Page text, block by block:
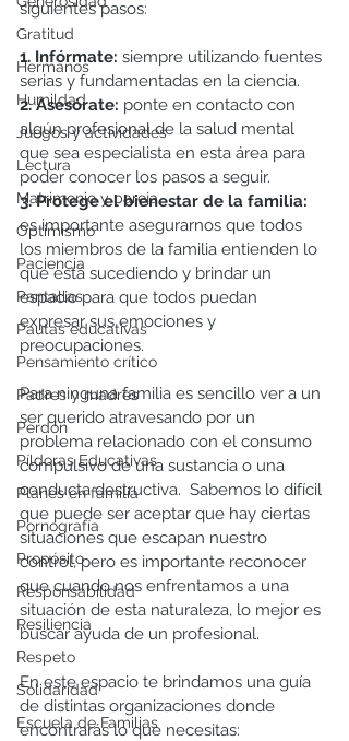
Gratitud
Hermanos
Humildad
Juegos y actividades
Lectura
Matrimonio y pareja
Optimismo
Paciencia
Pantallas
Pautas educativas
Pensamiento crítico
Padres y madres
Perdón
Píldoras Educativas
Planes en familia
Pornografía
Propósito
Responsabilidad
Resiliencia
Respeto
Solidaridad
Escuela de Familias
siguientes pasos:
1. Infórmate: siempre utilizando fuentes
serias y fundamentadas en la ciencia.
2. Asesórate: ponte en contacto con
algún profesional de la salud mental
que sea especialista en esta área para
poder conocer los pasos a seguir.
3. Protege el bienestar de la familia:
es importante asegurarnos que todos
los miembros de la familia entienden lo
que está sucediendo y brindar un
espacio para que todos puedan
expresar sus emociones y
preocupaciones.
Para ninguna familia es sencillo ver a un
ser querido atravesando por un
problema relacionado con el consumo
compulsivo de una sustancia o una
conducta destructiva.  Sabemos lo difícil
que puede ser aceptar que hay ciertas
situaciones que escapan nuestro
control, pero es importante reconocer
que cuando nos enfrentamos a una
situación de esta naturaleza, lo mejor es
buscar ayuda de un profesional.
En este espacio te brindamos una guía
de distintas organizaciones donde
encontrarás lo que necesitas: